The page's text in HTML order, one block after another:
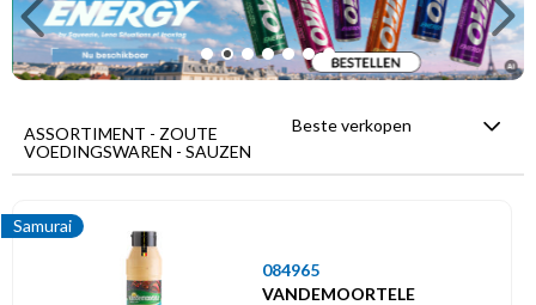
Promoties
Uitverkoop
Hoofdmenu
Zoute
voedingswaren
ASSORTIMENT - ZOUTE
VOEDINGSWAREN - SAUZEN
Beste verkopen
Samurai
084965
VANDEMOORTELE